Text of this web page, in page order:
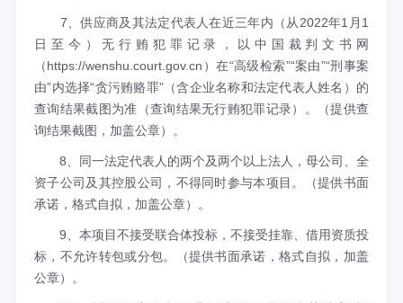
7、供应商及其法定代表人在近三年内（从2022年1月1
日至今）无行贿犯罪记录，以中国裁判文书网
（https://wenshu.court.gov.cn）在“高级检索”“案由”“刑事案
由”内选择“贪污贿赂罪”（含企业名称和法定代表人姓名）的
查询结果截图为准（查询结果无行贿犯罪记录）。（提供查
询结果截图，加盖公章）。
8、同一法定代表人的两个及两个以上法人，母公司、全
资子公司及其控股公司，不得同时参与本项目。（提供书面
承诺，格式自拟，加盖公章）。
9、本项目不接受联合体投标，不接受挂靠、借用资质投
标，不允许转包或分包。（提供书面承诺，格式自拟，加盖
公章）。